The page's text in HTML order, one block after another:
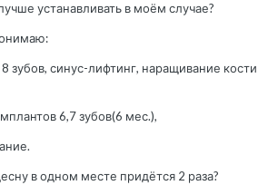
устанавливать в моём случае?
зубов, синус-лифтинг, наращивание кости
6,7 зубов(6 мес.),
в одном месте придётся 2 раза?